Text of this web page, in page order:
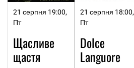
21 серпня 19:00,
Пт
Щасливе
щастя
21 серпня 18:00,
Пт
Dolce
Languore